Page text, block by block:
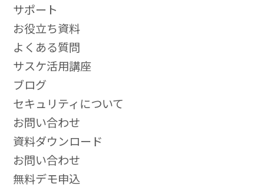
サポート
お役立ち資料
よくある質問
サスケ活用講座
ブログ
セキュリティについて
お問い合わせ
資料ダウンロード
お問い合わせ
無料デモ申込